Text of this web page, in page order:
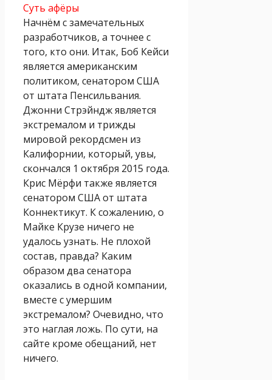
Суть афёры
Начнём с замечательных
разработчиков, а точнее с
того, кто они. Итак, Боб Кейси
является американским
политиком, сенатором США
от штата Пенсильвания.
Джонни Стрэйндж является
экстремалом и трижды
мировой рекордсмен из
Калифорнии, который, увы,
скончался 1 октября 2015 года.
Крис Мёрфи также является
сенатором США от штата
Коннектикут. К сожалению, о
Майке Крузе ничего не
удалось узнать. Не плохой
состав, правда? Каким
образом два сенатора
оказались в одной компании,
вместе с умершим
экстремалом? Очевидно, что
это наглая ложь. По сути, на
сайте кроме обещаний, нет
ничего.